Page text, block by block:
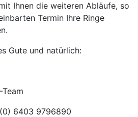
Ihnen die weiteren Abläufe, so
Termin Ihre Ringe
Gute und natürlich:
Team
6403 9796890